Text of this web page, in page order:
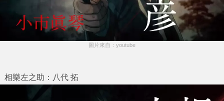
圖片來自：youtube
相樂左之助：八代 拓